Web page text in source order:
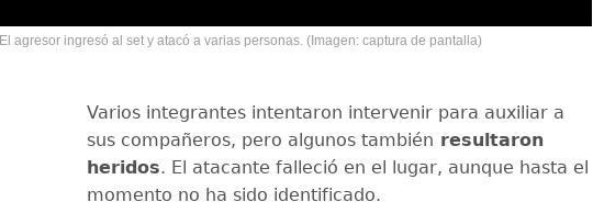
El agresor ingresó al set y atacó a varias personas. (Imagen: captura de pantalla)
Varios integrantes intentaron intervenir para auxiliar a
sus compañeros, pero algunos también resultaron
heridos. El atacante falleció en el lugar, aunque hasta el
momento no ha sido identificado.